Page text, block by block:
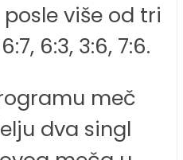
više od tri
6:3, 3:6, 7:6.
meč
dva singl